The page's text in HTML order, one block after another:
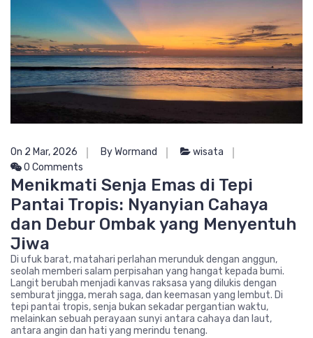
On 2 Mar, 2026 By Wormand
wisata
0 Comments
Menikmati Senja Emas di Tepi
Pantai Tropis: Nyanyian Cahaya
dan Debur Ombak yang Menyentuh
Jiwa
Di ufuk barat, matahari perlahan merunduk dengan anggun,
seolah memberi salam perpisahan yang hangat kepada bumi.
Langit berubah menjadi kanvas raksasa yang dilukis dengan
semburat jingga, merah saga, dan keemasan yang lembut. Di
tepi pantai tropis, senja bukan sekadar pergantian waktu,
melainkan sebuah perayaan sunyi antara cahaya dan laut,
antara angin dan hati yang merindu tenang.